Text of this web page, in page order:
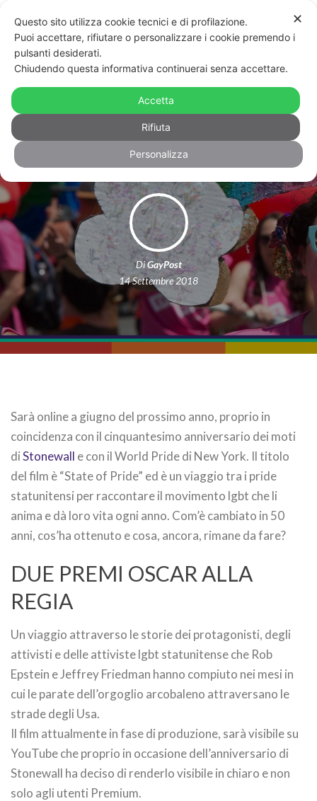
Il film su 50 anni di Pride sarà visibile
in chiaro su YouTube per
l’anniversario di Stonewall
DiGayPost
14 Settembre 2018
Sarà online a giugno del prossimo anno, proprio in
coincidenza con il cinquantesimo anniversario dei moti
diStonewall e con il World Pride di New York. Il titolo
del film è “State of Pride” ed è un viaggio tra i pride
statunitensi per raccontare il movimento lgbt che li
anima e dà loro vita ogni anno. Com’è cambiato in 50
anni, cos’ha ottenuto e cosa, ancora, rimane da fare?
DUE PREMI OSCAR ALLA
REGIA
Un viaggio attraverso le storie dei protagonisti, degli
attivisti e delle attiviste lgbt statunitense che Rob
Epstein e Jeffrey Friedman hanno compiuto nei mesi in
cui le parate dell’orgoglio arcobaleno attraversano le
strade degli Usa.
Il film attualmente in fase di produzione, sarà visibile su
YouTube che proprio in occasione dell’anniversario di
Stonewall ha deciso di renderlo visibile in chiaro e non
solo agli utenti Premium.
✕
Questo sito utilizza cookie tecnici e di profilazione.
Puoi accettare, rifiutare o personalizzare i cookie premendo i
pulsanti desiderati.
Chiudendo questa informativa continuerai senza accettare.
Accetta
Rifiuta
Personalizza